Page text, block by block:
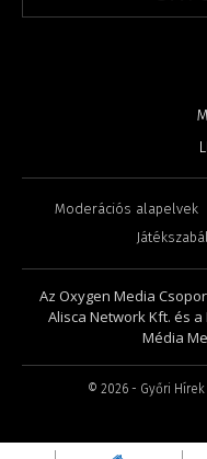
Moderációs alapelvek
Az Oxygen Media
Alisca Network Kft. és a
Média
© 2026 - Győri